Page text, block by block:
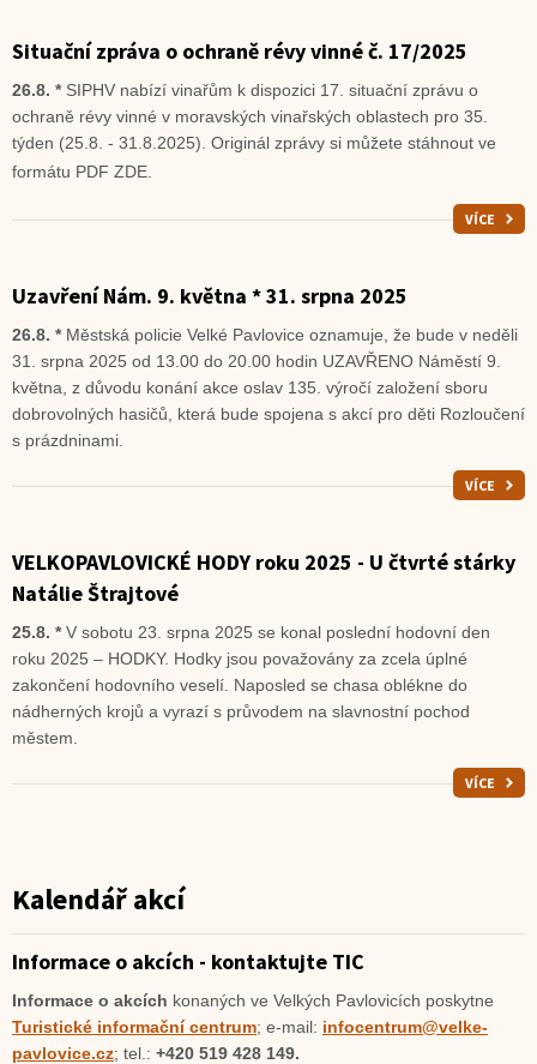
Situační zpráva o ochraně révy vinné č. 17/2025
26.8. *SIPHV nabízí vinařům k dispozici 17. situační zprávu o
ochraně révy vinné v moravských vinařských oblastech pro 35.
týden (25.8. - 31.8.2025). Originál zprávy si můžete stáhnout ve
formátu PDF ZDE.
VÍCE
Uzavření Nám. 9. května * 31. srpna 2025
26.8. *Městská policie Velké Pavlovice oznamuje, že bude v neděli
31. srpna 2025 od 13.00 do 20.00 hodin UZAVŘENO Náměstí 9.
května, z důvodu konání akce oslav 135. výročí založení sboru
dobrovolných hasičů, která bude spojena s akcí pro děti Rozloučení
s prázdninami.
VÍCE
VELKOPAVLOVICKÉ HODY roku 2025 - U čtvrté stárky
Natálie Štrajtové
25.8. *V sobotu 23. srpna 2025 se konal poslední hodovní den
roku 2025 – HODKY. Hodky jsou považovány za zcela úplné
zakončení hodovního veselí. Naposled se chasa oblékne do
nádherných krojů a vyrazí s průvodem na slavnostní pochod
městem.
VÍCE
Kalendář akcí
Informace o akcích - kontaktujte TIC
Informace o akcích konaných ve Velkých Pavlovicích poskytne
Turistické informační centrum; e-mail: infocentrum@velke-
pavlovice.cz; tel.: +420 519 428 149.